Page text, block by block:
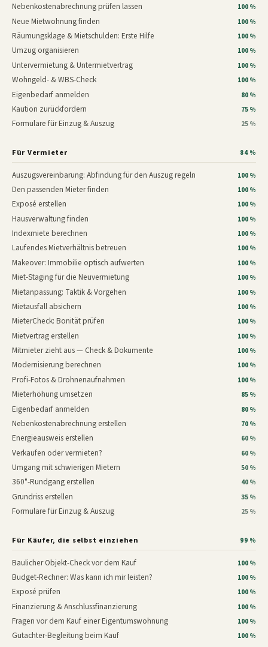
Nebenkostenabrechnung prüfen lassen 100 %
Neue Mietwohnung finden 100 %
Räumungsklage & Mietschulden: Erste Hilfe 100 %
Umzug organisieren 100 %
Untervermietung & Untermietvertrag 100 %
Wohngeld- & WBS-Check 100 %
Eigenbedarf anmelden 80 %
Kaution zurückfordern 75 %
Formulare für Einzug & Auszug 25 %
Für Vermieter 84 %
Auszugsvereinbarung: Abfindung für den Auszug regeln 100 %
Den passenden Mieter finden 100 %
Exposé erstellen 100 %
Hausverwaltung finden 100 %
Indexmiete berechnen 100 %
Laufendes Mietverhältnis betreuen 100 %
Makeover: Immobilie optisch aufwerten 100 %
Miet-Staging für die Neuvermietung 100 %
Mietanpassung: Taktik & Vorgehen 100 %
Mietausfall absichern 100 %
MieterCheck: Bonität prüfen 100 %
Mietvertrag erstellen 100 %
Mitmieter zieht aus — Check & Dokumente 100 %
Modernisierung berechnen 100 %
Profi-Fotos & Drohnenaufnahmen 100 %
Mieterhöhung umsetzen 85 %
Eigenbedarf anmelden 80 %
Nebenkostenabrechnung erstellen 70 %
Energieausweis erstellen 60 %
Verkaufen oder vermieten? 60 %
Umgang mit schwierigen Mietern 50 %
360°-Rundgang erstellen 40 %
Grundriss erstellen 35 %
Formulare für Einzug & Auszug 25 %
Für Käufer, die selbst einziehen 99 %
Baulicher Objekt-Check vor dem Kauf 100 %
Budget-Rechner: Was kann ich mir leisten? 100 %
Exposé prüfen 100 %
Finanzierung & Anschlussfinanzierung 100 %
Fragen vor dem Kauf einer Eigentumswohnung 100 %
Gutachter-Begleitung beim Kauf 100 %